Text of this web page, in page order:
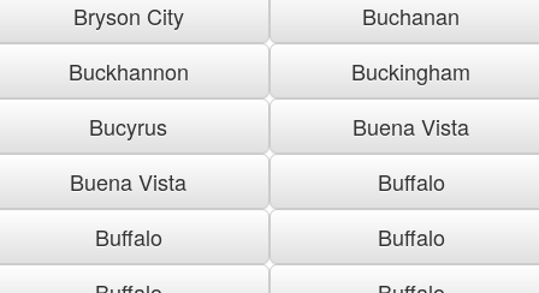
Bryson City
Buchanan
Buckhannon
Buckingham
Bucyrus
Buena Vista
Buena Vista
Buffalo
Buffalo
Buffalo